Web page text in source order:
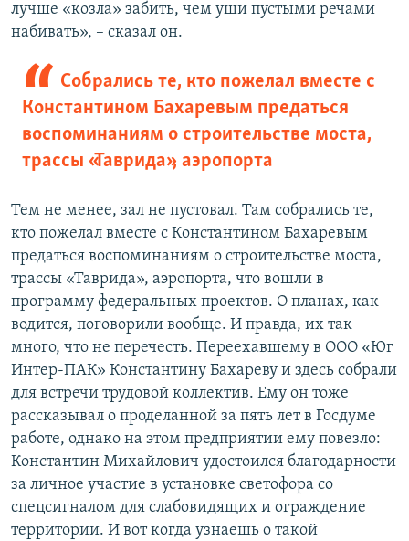
лучше «козла» забить, чем уши пустыми речами
набивать», – сказал он.
Собрались те, кто пожелал вместе с
Константином Бахаревым предаться
воспоминаниям о строительстве моста,
трассы «Таврида», аэропорта
Тем не менее, зал не пустовал. Там собрались те,
кто пожелал вместе с Константином Бахаревым
предаться воспоминаниям о строительстве моста,
трассы «Таврида», аэропорта, что вошли в
программу федеральных проектов. О планах, как
водится, поговорили вообще. И правда, их так
много, что не перечесть. Переехавшему в ООО «Юг
Интер-ПАК» Константину Бахареву и здесь собрали
для встречи трудовой коллектив. Ему он тоже
рассказывал о проделанной за пять лет в Госдуме
работе, однако на этом предприятии ему повезло:
Константин Михайлович удостоился благодарности
за личное участие в установке светофора со
спецсигналом для слабовидящих и ограждение
территории. И вот когда узнаешь о такой